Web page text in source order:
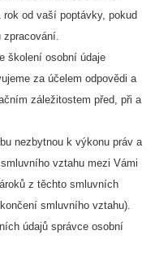
od vaší poptávky, pokud
zpracování.
školení osobní údaje
za účelem odpovědi a
záležitostem před, při a
nezbytnou k výkonu práv a
vztahu mezi Vámi
z těchto smluvních
smluvního vztahu).
údajů správce osobní